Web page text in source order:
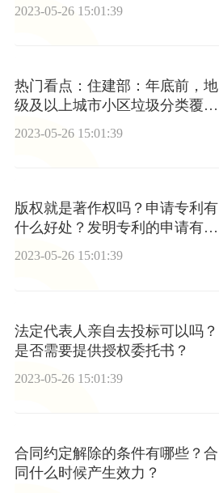
2023-05-26 15:01:39
热门看点：住建部：年底前，地
级及以上城市小区垃圾分类覆盖
2023-05-26 15:01:39
版权就是著作权吗？申请专利有
什么好处？发明专利的申请有哪
些？
2023-05-26 15:01:39
法定代表人亲自去投标可以吗？
是否需要提供授权委托书？
2023-05-26 15:01:39
合同约定解除的条件有哪些？合
同什么时候产生效力？